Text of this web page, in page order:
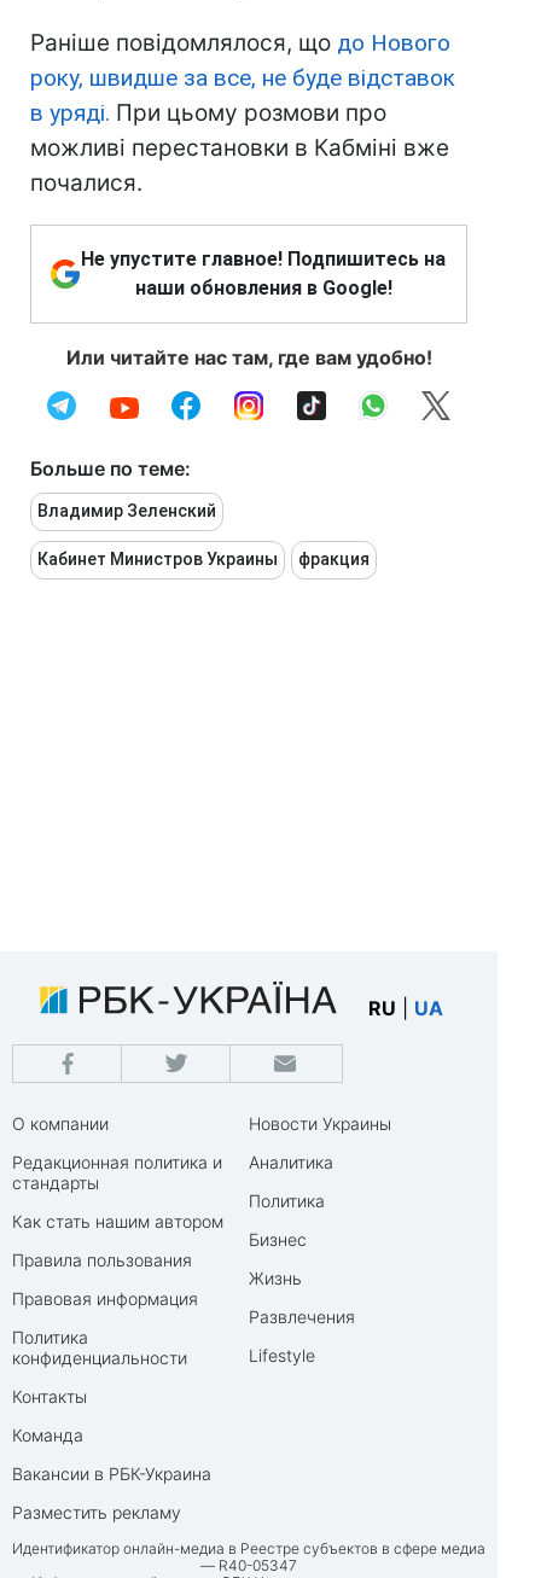
Раніше повідомлялося, що до Нового
року, швидше за все, не буде відставок
в уряді. При цьому розмови про
можливі перестановки в Кабміні вже
почалися.
Не упустите главное! Подпишитесь на
наши обновления в Google!
Или читайте нас там, где вам удобно!
Больше по теме:
Владимир Зеленский
Кабинет Министров Украины фракция
RU UA
О компании
Редакционная политика и
стандарты
Как стать нашим автором
Правила пользования
Правовая информация
Политика
конфиденциальности
Контакты
Команда
Вакансии в РБК-Украина
Разместить рекламу
Новости Украины
Аналитика
Политика
Бизнес
Жизнь
Развлечения
Lifestyle
Идентификатор онлайн-медиа в Реестре субъектов в сфере медиа
— R40-05347